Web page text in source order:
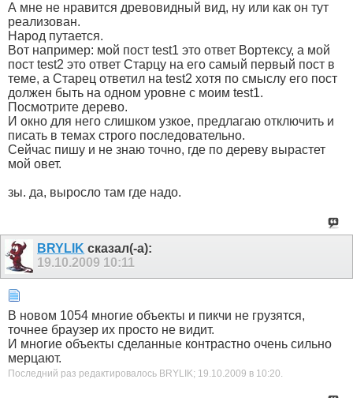
А мне не нравится древовидный вид, ну или как он тут
реализован.
Народ путается.
Вот например: мой пост test1 это ответ Вортексу, а мой
пост test2 это ответ Старцу на его самый первый пост в
теме, а Старец ответил на test2 хотя по смыслу его пост
должен быть на одном уровне с моим test1.
Посмотрите дерево.
И окно для него слишком узкое, предлагаю отключить и
писать в темах строго последовательно.
Сейчас пишу и не знаю точно, где по дереву вырастет
мой овет.
зы. да, выросло там где надо.
BRYLIK сказал(-а):
19.10.2009 10:11
В новом 1054 многие объекты и пикчи не грузятся,
точнее браузер их просто не видит.
И многие объекты сделанные контрастно очень сильно
мерцают.
Последний раз редактировалось BRYLIK; 19.10.2009 в 10:20.